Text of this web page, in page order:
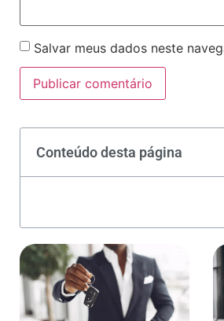
Salvar meus dados neste
Conteúdo desta página